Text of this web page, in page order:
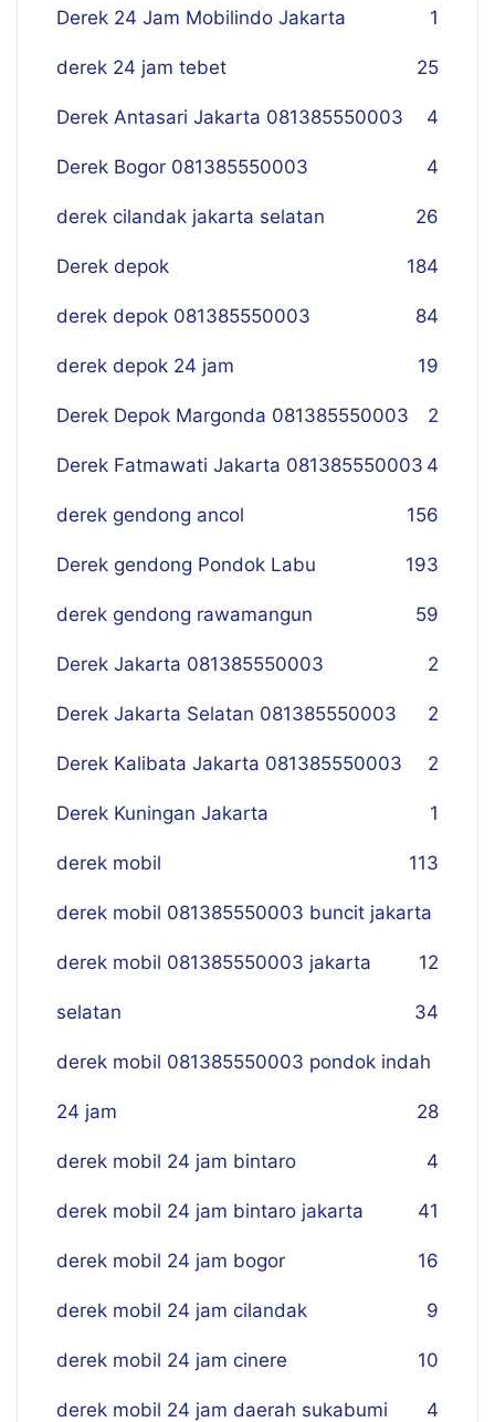
Derek 24 Jam Mobilindo Jakarta 1
derek 24 jam tebet 25
Derek Antasari Jakarta 081385550003 4
Derek Bogor 081385550003 4
derek cilandak jakarta selatan 26
Derek depok 184
derek depok 081385550003 84
derek depok 24 jam 19
Derek Depok Margonda 081385550003 2
Derek Fatmawati Jakarta 081385550003 4
derek gendong ancol 156
Derek gendong Pondok Labu 193
derek gendong rawamangun 59
Derek Jakarta 081385550003 2
Derek Jakarta Selatan 081385550003 2
Derek Kalibata Jakarta 081385550003 2
Derek Kuningan Jakarta 1
derek mobil 113
derek mobil 081385550003 buncit jakarta
12
derek mobil 081385550003 jakarta
selatan 34
derek mobil 081385550003 pondok indah
24 jam 28
derek mobil 24 jam bintaro 4
derek mobil 24 jam bintaro jakarta 41
derek mobil 24 jam bogor 16
derek mobil 24 jam cilandak 9
derek mobil 24 jam cinere 10
derek mobil 24 jam daerah sukabumi 4